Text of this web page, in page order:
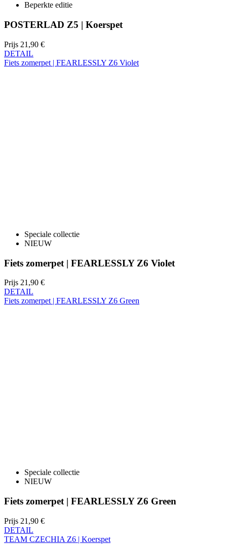
Beperkte editie
POSTERLAD Z5 | Koerspet
Prijs 21,90 €
DETAIL
Fiets zomerpet | FEARLESSLY Z6 Violet
Speciale collectie
NIEUW
Fiets zomerpet | FEARLESSLY Z6 Violet
Prijs 21,90 €
DETAIL
Fiets zomerpet | FEARLESSLY Z6 Green
Speciale collectie
NIEUW
Fiets zomerpet | FEARLESSLY Z6 Green
Prijs 21,90 €
DETAIL
TEAM CZECHIA Z6 | Koerspet